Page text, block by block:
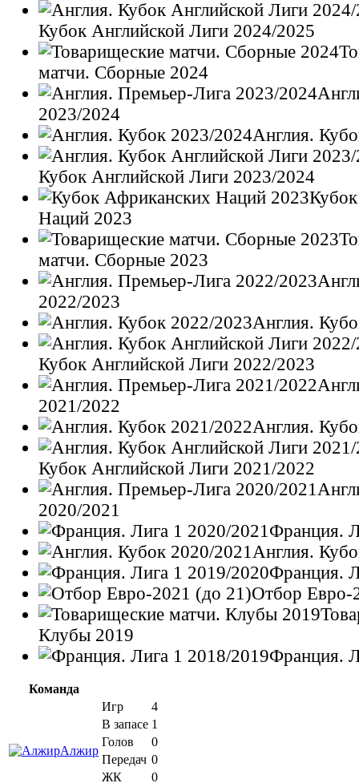
Кубок Английской Лиги 2024/2025
матчи. Сборные 2024
2023/2024
Англия.
Кубок Английской Лиги 2023/2024
Наций 2023
матчи. Сборные 2023
2022/2023
Англия.
Кубок Английской Лиги 2022/2023
2021/2022
Англия.
Кубок Английской Лиги 2021/2022
2020/2021
Франция.
Англия.
Франция.
Отбор Евро-
Клубы 2019
Франция.
Команда
Алжир
Игр
4
В запасе 1
Голов
0
Передач 0
ЖК
0